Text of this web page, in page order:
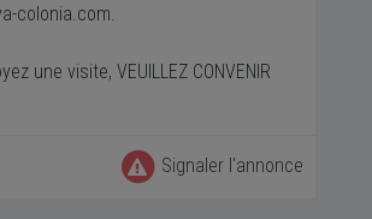
colonia.com.
une visite, VEUILLEZ CONVENIR
Signaler l'annonce